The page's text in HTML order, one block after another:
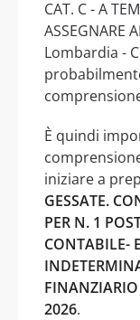
CAT. C - A
ASSEGNARE
Lombardia -
È quindi
iniziare a
GESSATE.
PER N. 1
CONTABILE-
2026.